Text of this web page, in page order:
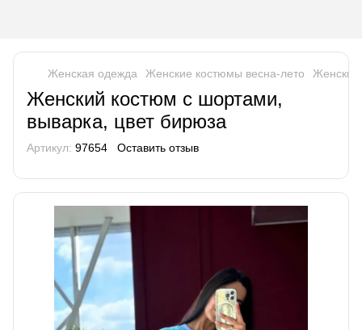
Женская одежда Женские костюмы весна-лето Женские
Женский костюм с шортами,
выварка, цвет бирюза
Артикул: 97654 Оставить отзыв